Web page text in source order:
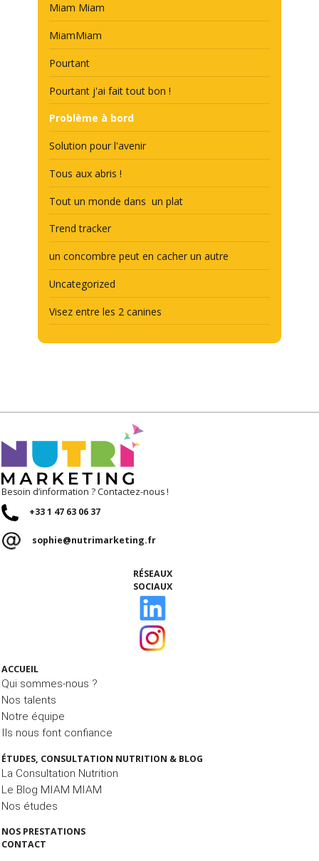
Miam Miam
MiamMiam
Pourtant
Pourtant j'ai fait tout bon !
Problème à bord
Solution pour l'avenir
Tous aux abris !
Tout un monde dans un plat
Trend tracker
un concombre peut en cacher un autre
Uncategorized
Visez entre les 2 canines
Besoin d’information ? Contactez-nous !
+33 1 47 63 06 37
sophie@nutrimarketing.fr
RÉSEAUX
SOCIAUX
ACCUEIL
Qui sommes-nous ?
Nos talents
Notre équipe
Ils nous font confiance
ÉTUDES, CONSULTATION NUTRITION & BLOG
La Consultation Nutrition
Le Blog MIAM MIAM
Nos études
NOS PRESTATIONS
CONTACT